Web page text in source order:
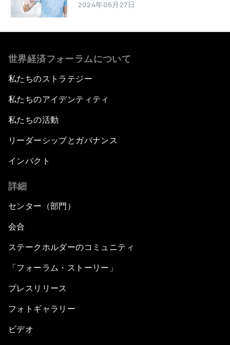
2024年05月27日
世界経済フォーラムについて
私たちのストラテジー
私たちのアイデンティティ
私たちの活動
リーダーシップとガバナンス
インパクト
詳細
センター（部門）
会合
ステークホルダーのコミュニティ
「フォーラム・ストーリー」
プレスリリース
フォトギャラリー
ビデオ